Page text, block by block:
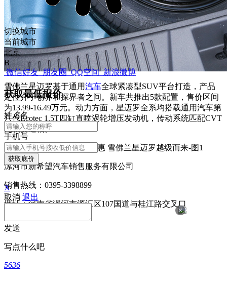
雪佛兰星迈罗基于通用汽车全球紧凑型SUV平台打造，产品
定位介于创界和探界者之间。新车共推出5款配置，售价区间
为13.99-16.49万元。动力方面，星迈罗全系均搭载通用汽车第
八代Ecotec 1.5T四缸直喷涡轮增压发动机，传动系统匹配CVT
无级变速箱。
漯河市新希望汽车销售服务有限公司
销售热线：0395-3398899
地址：河南省漯河市源汇区107国道与桂江路交叉口
切换城市
当前城市
北京
B
微信好友 朋友圈 QQ空间 新浪微博
获取最低报价
姓名名
手机号
获取底价
X
取消 退出
发送
写点什么吧
5636
×